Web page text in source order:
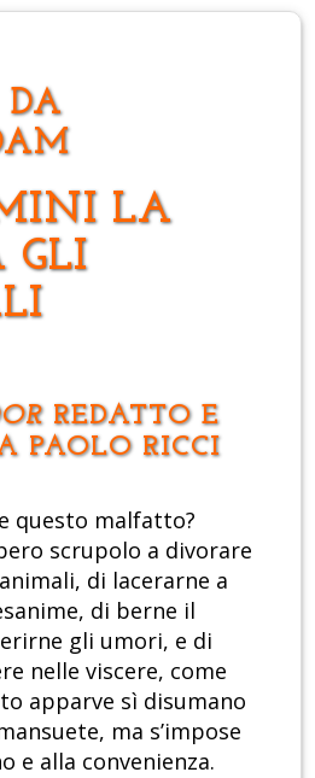
DA
LA
GLI
REDATTO E
PAOLO RICCI
questo malfatto?
scrupolo a divorare
di lacerarne a
di berne il
gli umori, e di
nelle viscere, come
apparve sì disumano
ma s’impose
e alla convenienza.